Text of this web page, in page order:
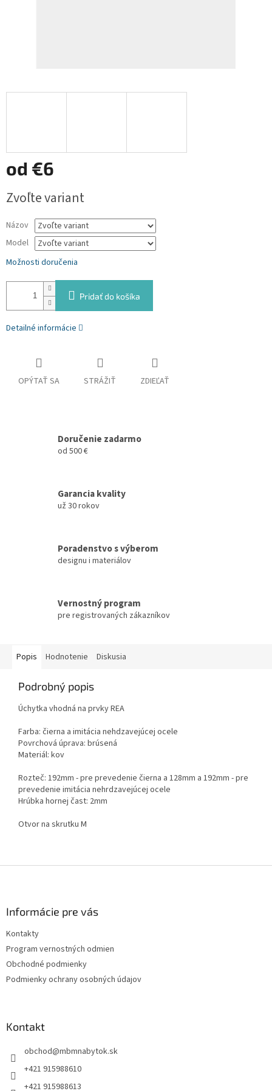
od €6
cena:
Zvoľte variant
Názov
Model
Možnosti doručenia
Pridať do košíka
Detailné informácie
OPÝTAŤ SA STRÁŽIŤ ZDIEĽAŤ
Doručenie zadarmo
od 500 €
Garancia kvality
už 30 rokov
Poradenstvo s výberom
designu i materiálov
Vernostný program
pre registrovaných zákazníkov
Popis Hodnotenie Diskusia
Podrobný popis
Úchytka vhodná na prvky REA
Farba: čierna a imitácia nehdzavejúcej ocele
Povrchová úprava: brúsená
Materiál: kov
Rozteč: 192mm - pre prevedenie čierna a 128mm a 192mm - pre
prevedenie imitácia nehrdzavejúcej ocele
Hrúbka hornej čast: 2mm
Otvor na skrutku M
Informácie pre vás
Kontakty
Program vernostných odmien
Obchodné podmienky
Podmienky ochrany osobných údajov
Kontakt
obchod@mbmnabytok.sk
+421 915988610
+421 915988613